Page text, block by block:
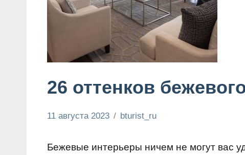
26 оттенков
11 августа 2023 bturist_ru
Бежевые интерьеры ничем не могут вас